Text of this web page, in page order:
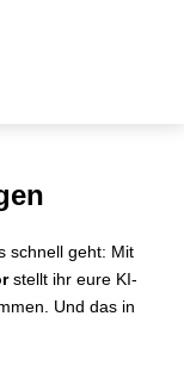
schnell geht: Mit
stellt ihr eure KI-
Und das in